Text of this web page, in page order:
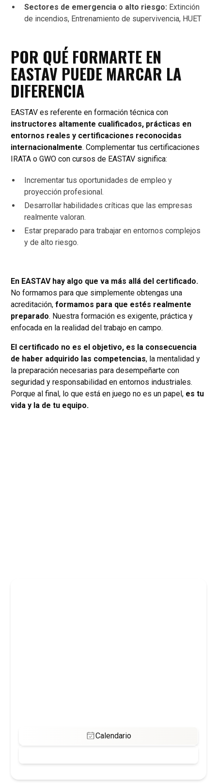
Sectores de emergencia o alto riesgo: Extinción
de incendios, Entrenamiento de supervivencia, HUET
POR QUÉ FORMARTE EN
EASTAV PUEDE MARCAR LA
DIFERENCIA
EASTAV es referente en formación técnica con
instructores altamente cualificados, prácticas en
entornos reales y certificaciones reconocidas
internacionalmente. Complementar tus certificaciones
IRATA o GWO con cursos de EASTAV significa:
Incrementar tus oportunidades de empleo y
proyección profesional.
Desarrollar habilidades críticas que las empresas
realmente valoran.
Estar preparado para trabajar en entornos complejos
y de alto riesgo.
En EASTAV hay algo que va más allá del certificado.
No formamos para que simplemente obtengas una
acreditación,formamos para que estés realmente
preparado. Nuestra formación es exigente, práctica y
enfocada en la realidad del trabajo en campo.
El certificado no es el objetivo, es la consecuencia
de haber adquirido las competencias, la mentalidad y
la preparación necesarias para desempeñarte con
seguridad y responsabilidad en entornos industriales.
Porque al final, lo que está en juego no es un papel, es tu
vida y la de tu equipo.
Calendario